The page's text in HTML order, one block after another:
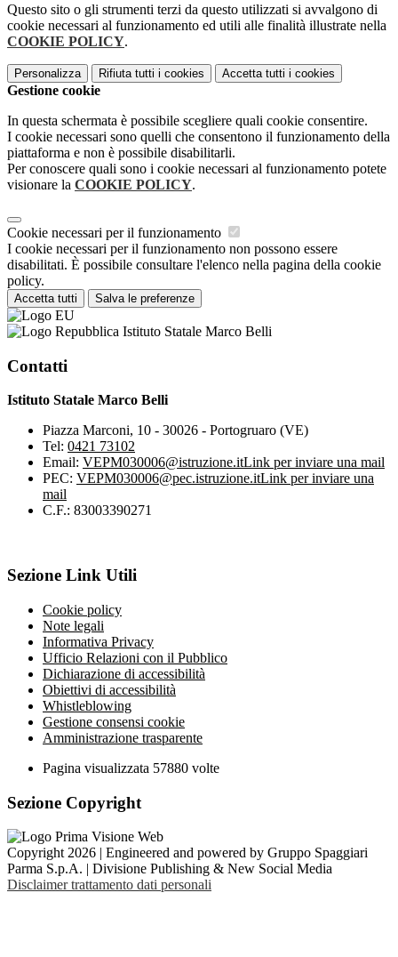
Questo sito o gli strumenti terzi da questo utilizzati si avvalgono di
cookie necessari al funzionamento ed utili alle finalità illustrate nella
COOKIE POLICY.
Personalizza Rifiuta tutti i cookies Accetta tutti i cookies
Gestione cookie
In questa schermata è possibile scegliere quali cookie consentire.
I cookie necessari sono quelli che consentono il funzionamento della
piattaforma e non è possibile disabilitarli.
Per conoscere quali sono i cookie necessari al funzionamento potete
visionare la COOKIE POLICY.
Cookie necessari per il funzionamento
I cookie necessari per il funzionamento non possono essere
disabilitati. È possibile consultare l'elenco nella pagina della cookie
policy.
Accetta tutti Salva le preferenze
Istituto Statale Marco Belli
Contatti
Istituto Statale Marco Belli
Piazza Marconi, 10 - 30026 - Portogruaro (VE)
Tel: 0421 73102
Email: VEPM030006@istruzione.itLink per inviare una mail
PEC: VEPM030006@pec.istruzione.itLink per inviare una
mail
C.F.: 83003390271
Sezione Link Utili
Cookie policy
Note legali
Informativa Privacy
Ufficio Relazioni con il Pubblico
Dichiarazione di accessibilità
Obiettivi di accessibilità
Whistleblowing
Gestione consensi cookie
Amministrazione trasparente
Pagina visualizzata 57880 volte
Sezione Copyright
Copyright 2026 | Engineered and powered by Gruppo Spaggiari
Parma S.p.A. | Divisione Publishing & New Social Media
Disclaimer trattamento dati personali